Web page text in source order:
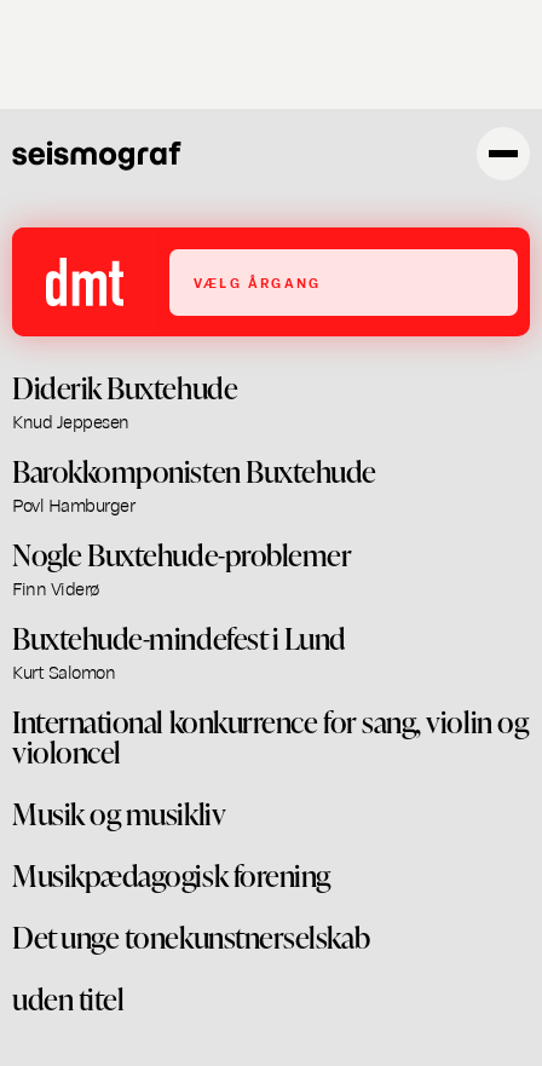
VÆLG ÅRGANG
Diderik Buxtehude
Knud Jeppesen
Barokkomponisten Buxtehude
Povl Hamburger
Nogle Buxtehude-problemer
Finn Viderø
Buxtehude-mindefest i Lund
Kurt Salomon
International konkurrence for sang, violin og
violoncel
Musik og musikliv
Musikpædagogisk forening
Det unge tonekunstnerselskab
uden titel